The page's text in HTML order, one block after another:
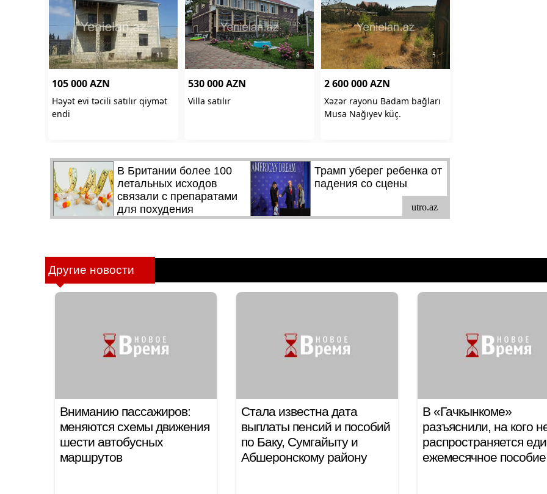
Другие новости
Вниманию пассажиров:
меняются схемы движения
шести автобусных
маршрутов
Стала известна дата
выплаты пенсий и пособий
по Баку, Сумгайыту и
Абшеронскому району
В «Гачкынкоме»
разъяснили, на кого
распространяется
ежемесячное пособие